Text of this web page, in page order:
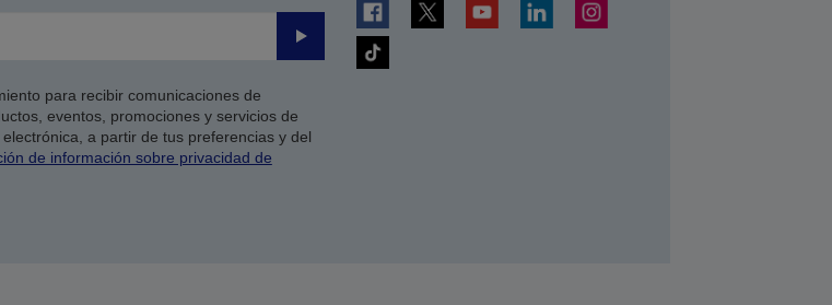
Enviar
para recibir comunicaciones de
eventos, promociones y servicios de
a partir de tus preferencias y del
de información sobre privacidad de